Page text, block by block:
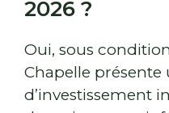
2026 ?
Oui, sous
Chapelle présente
d’investissement